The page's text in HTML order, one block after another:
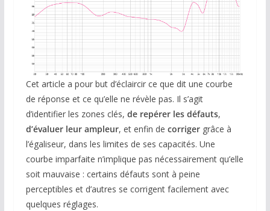
Cet article a pour but d’éclaircir ce que dit une courbe
de réponse et ce qu’elle ne révèle pas. Il s’agit
d’identifier les zones clés, de repérer les défauts,
d’évaluer leur ampleur, et enfin de corrigergrâce à
l’égaliseur, dans les limites de ses capacités. Une
courbe imparfaite n’implique pas nécessairement qu’elle
soit mauvaise : certains défauts sont à peine
perceptibles et d’autres se corrigent facilement avec
quelques réglages.